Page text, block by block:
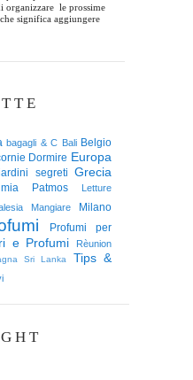
organizzare le prossime
significa aggiungere
bagagli & C Bali Belgio
Dormire Europa
segreti Grecia
Patmos Letture
Mangiare Milano
Profumi per
e Profumi Rèunion
Sri Lanka
Tips &